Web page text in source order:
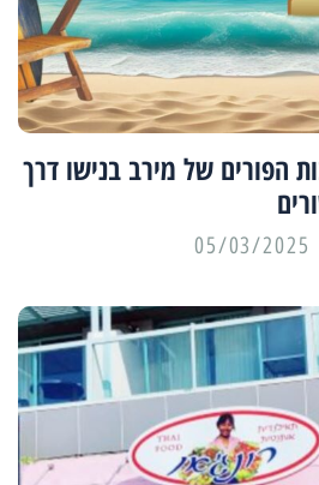
מסיבות הפורים של מירב בנישו דרך